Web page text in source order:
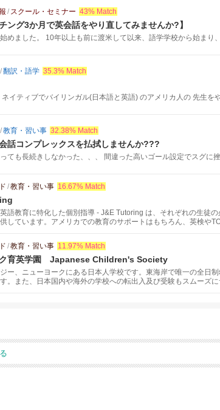
/ スクール・セミナー 43% Match
ング3か月で英会話をやり直してみませんか?】
めました。 10年以上も前に渡米して以来、語学学校から始まり
/翻訳・語学 35.3% Match
イティブでバイリンガル(日本語と英語) のアメリカ人の 先生を
/教育・習い事 32.38% Match
話コンプレックスを払拭しませんか???
ても長続きしなかった、、、 間違った高いゴール設定でスグに
/教育・習い事 16.67% Match
語教育に特化した個別指導 - J&E Tutoring は、それぞれの生徒
しています。アメリカでの教育のサポートはもちろん、英検や
/教育・習い事 11.97% Match
ク育英学園 Japanese Children's Society
ー、ニューヨークにある日本人学校です。東海岸で唯一の全日
。また、日本国内や海外の学校への転出入及び受験もスムーズに